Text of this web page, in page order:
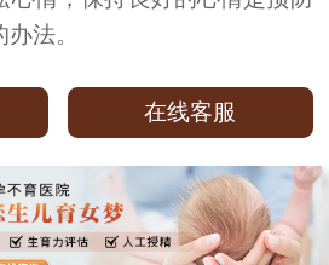
法。
在线客服